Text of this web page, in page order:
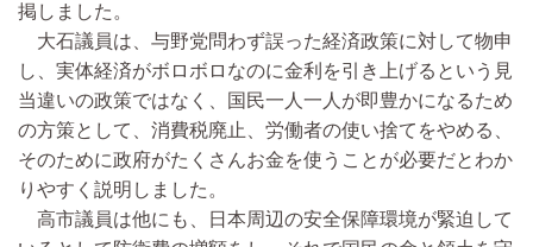
掲しました。
大石議員は、与野党問わず誤った経済政策に対して物申
し、実体経済がボロボロなのに金利を引き上げるという見
当違いの政策ではなく、国民一人一人が即豊かになるため
の方策として、消費税廃止、労働者の使い捨てをやめる、
そのために政府がたくさんお金を使うことが必要だとわか
りやすく説明しました。
高市議員は他にも、日本周辺の安全保障環境が緊迫して